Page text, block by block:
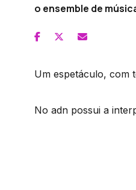
o ensemble de
Um espetáculo, com
No adn possui a